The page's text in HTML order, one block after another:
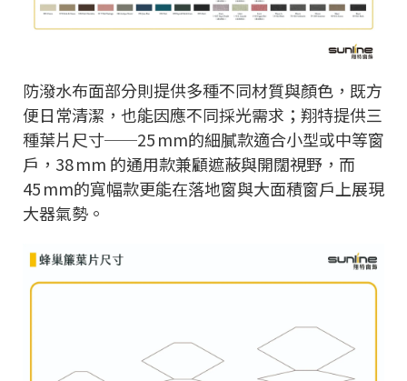
防潑水布面部分則提供多種不同材質與顏色，既方
便日常清潔，也能因應不同採光需求；翔特提供三
種葉片尺寸──25 mm的細膩款適合小型或中等窗
戶，38 mm 的通用款兼顧遮蔽與開闊視野，而
45 mm的寬幅款更能在落地窗與大面積窗戶上展現
大器氣勢。